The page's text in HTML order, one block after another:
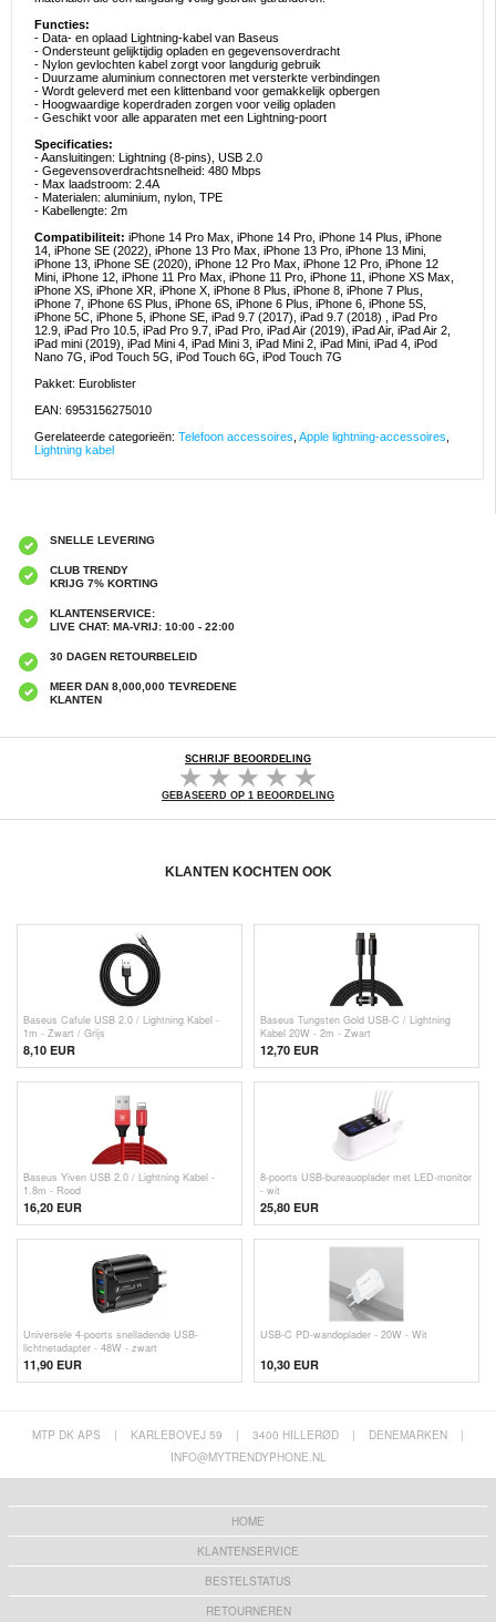
Functies:
- Data- en oplaad Lightning-kabel van Baseus
- Ondersteunt gelijktijdig opladen en gegevensoverdracht
- Nylon gevlochten kabel zorgt voor langdurig gebruik
- Duurzame aluminium connectoren met versterkte verbindingen
- Wordt geleverd met een klittenband voor gemakkelijk opbergen
- Hoogwaardige koperdraden zorgen voor veilig opladen
- Geschikt voor alle apparaten met een Lightning-poort
Specificaties:
- Aansluitingen: Lightning (8-pins), USB 2.0
- Gegevensoverdrachtsnelheid: 480 Mbps
- Max laadstroom: 2.4A
- Materialen: aluminium, nylon, TPE
- Kabellengte: 2m
Compatibiliteit: iPhone 14 Pro Max, iPhone 14 Pro, iPhone 14 Plus, iPhone
14, iPhone SE (2022), iPhone 13 Pro Max, iPhone 13 Pro, iPhone 13 Mini,
iPhone 13, iPhone SE (2020), iPhone 12 Pro Max, iPhone 12 Pro, iPhone 12
Mini, iPhone 12, iPhone 11 Pro Max, iPhone 11 Pro, iPhone 11, iPhone XS Max,
iPhone XS, iPhone XR, iPhone X, iPhone 8 Plus, iPhone 8, iPhone 7 Plus,
iPhone 7, iPhone 6S Plus, iPhone 6S, iPhone 6 Plus, iPhone 6, iPhone 5S,
iPhone 5C, iPhone 5, iPhone SE, iPad 9.7 (2017), iPad 9.7 (2018) , iPad Pro
12.9, iPad Pro 10.5, iPad Pro 9.7, iPad Pro, iPad Air (2019), iPad Air, iPad Air 2,
iPad mini (2019), iPad Mini 4, iPad Mini 3, iPad Mini 2, iPad Mini, iPad 4, iPod
Nano 7G, iPod Touch 5G, iPod Touch 6G, iPod Touch 7G
Pakket: Euroblister
EAN: 6953156275010
Gerelateerde categorieën: Telefoon accessoires Apple lightning-accessoires
Lightning kabel
SNELLE LEVERING
CLUB TRENDY
KRIJG 7% KORTING
KLANTENSERVICE:
LIVE CHAT: MA-VRIJ: 10:00 - 22:00
30 DAGEN RETOURBELEID
MEER DAN 8,000,000 TEVREDENE
KLANTEN
SCHRIJF BEOORDELING
GEBASEERD OP 1 BEOORDELING
KLANTEN KOCHTEN OOK
Baseus Cafule USB 2.0 / Lightning Kabel -
1m - Zwart / Grijs
8,10 EUR
Baseus Tungsten Gold USB-C / Lightning
Kabel 20W - 2m - Zwart
12,70 EUR
Baseus Yiven USB 2.0 / Lightning Kabel -
1.8m - Rood
16,20 EUR
8-poorts USB-bureauoplader met LED-monitor
- wit
25,80 EUR
Universele 4-poorts snelladende USB-
lichtnetadapter - 48W - zwart
11,90 EUR
USB-C PD-wandoplader - 20W - Wit
10,30 EUR
MTP DK APS | KARLEBOVEJ 59 | 3400 HILLERØD | DENEMARKEN
|
INFO@MYTRENDYPHONE.NL
HOME
KLANTENSERVICE
BESTELSTATUS
RETOURNEREN